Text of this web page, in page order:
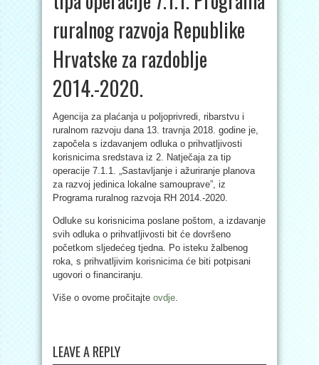
ruralnog razvoja Republike
Hrvatske za razdoblje
2014.-2020.
Agencija za plaćanja u poljoprivredi, ribarstvu i
ruralnom razvoju dana 13. travnja 2018. godine je,
započela s izdavanjem odluka o prihvatljivosti
korisnicima sredstava iz 2. Natječaja za tip
operacije 7.1.1. „Sastavljanje i ažuriranje planova
za razvoj jedinica lokalne samouprave”, iz
Programa ruralnog razvoja RH 2014.-2020.
Odluke su korisnicima poslane poštom, a izdavanje
svih odluka o prihvatljivosti bit će dovršeno
početkom sljedećeg tjedna. Po isteku žalbenog
roka, s prihvatljivim korisnicima će biti potpisani
ugovori o financiranju.
Više o ovome pročitajte ovdje.
LEAVE A REPLY